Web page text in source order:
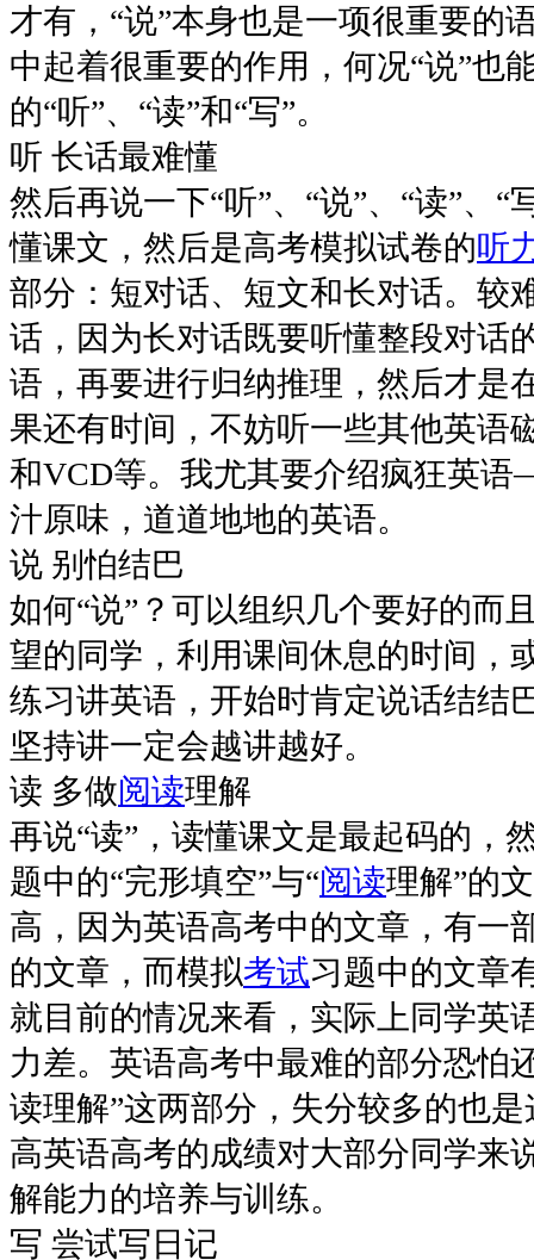
才有，“说”本身也是一项很重要的
中起着很重要的作用，何况“说”也
的“听”、“读”和“写”。
听 长话最难懂
然后再说一下“听”、“说”、“读”、“
懂课文，然后是高考模拟试卷的听
部分：短对话、短文和长对话。较
话，因为长对话既要听懂整段对话
语，再要进行归纳推理，然后才是
果还有时间，不妨听一些其他英语
和VCD等。我尤其要介绍疯狂英
汁原味，道道地地的英语。
说 别怕结巴
如何“说”？可以组织几个要好的而
望的同学，利用课间休息的时间，
练习讲英语，开始时肯定说话结结
坚持讲一定会越讲越好。
读 多做阅读理解
再说“读”，读懂课文是最起码的，
题中的“完形填空”与“阅读理解”的
高，因为英语高考中的文章，有一
的文章，而模拟考试习题中的文章
就目前的情况来看，实际上同学英
力差。英语高考中最难的部分恐怕
读理解”这两部分，失分较多的也
高英语高考的成绩对大部分同学来
解能力的培养与训练。
写 尝试写日记